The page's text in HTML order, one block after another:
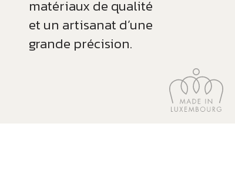
matériaux de qualité
et un artisanat d’une
grande précision.